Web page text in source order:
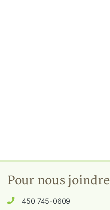
Pour nous joindre
450 745-0609